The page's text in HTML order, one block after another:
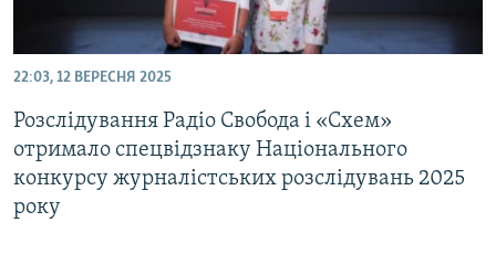
22:03, 12 ВЕРЕСНЯ 2025
Розслідування Радіо Свобода і «Схем»
отримало спецвідзнаку Національного
конкурсу журналістських розслідувань 2025
року